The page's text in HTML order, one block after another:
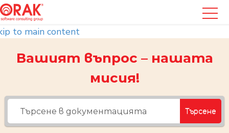
to main content
Вашият въпрос – нашата
мисия!
Търсене